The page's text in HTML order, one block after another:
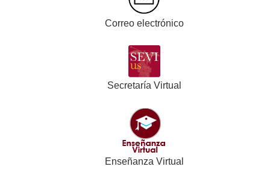
Correo electrónico
Secretaría Virtual
Enseñanza Virtual